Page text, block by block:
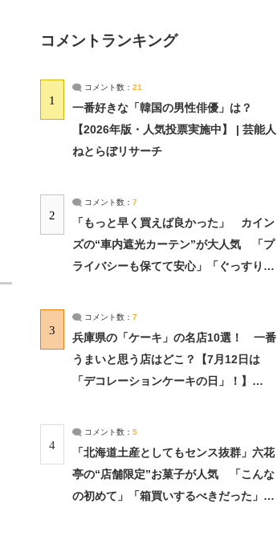
コメントランキング
1
コメント数： 21
一番好きな「韓国の男性俳優」は？
【2026年版・人気投票実施中】 | 芸能人
ねとらぼリサーチ
2
コメント数： 7
「もっと早く買えば良かった」 カイン
ズの“車内遮光カーテン”が大人気 「プ
ライバシーも保てて安心」「ぐっすり眠
3
コメント数： 7
兵庫県の「ケーキ」の名店10選！ 一番
うまいと思う店はどこ？【7月12日は
「デコレーションケーキの日」！】
4
コメント数： 5
「北海道土産としてもセンス抜群」六花
亭の“店舗限定”お菓子が人気 「こんな
の初めて」「箱買いするべきだった」